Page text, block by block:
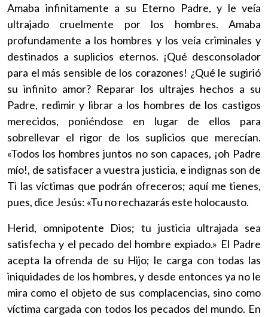
Amaba infinitamente a su Eterno Padre, y le veía
ultrajado cruelmente por los hombres. Amaba
profundamente a los hombres y los veía criminales y
destinados a suplicios eternos. ¡Qué desconsolador
para el más sensible de los corazones! ¿Qué le sugirió
su infinito amor? Reparar los ultrajes hechos a su
Padre, redimir y librar a los hombres de los castigos
merecidos, poniéndose en lugar de ellos para
sobrellevar el rigor de los suplicios que merecían.
«Todos los hombres juntos no son capaces, ¡oh Padre
mío!, de satisfacer a vuestra justicia, e indignas son de
Ti las víctimas que podrán ofreceros; aquí me tienes,
pues, dice Jesús: «Tu no rechazarás este holocausto.
Herid, omnipotente Dios; tu justicia ultrajada sea
satisfecha y el pecado del hombre expiado.» El Padre
acepta la ofrenda de su Hijo; le carga con todas las
iniquidades de los hombres, y desde entonces ya no le
mira como el objeto de sus complacencias, sino como
víctima cargada con todos los pecados del mundo. En